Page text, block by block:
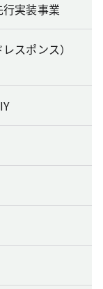
実装事業
スポンス）